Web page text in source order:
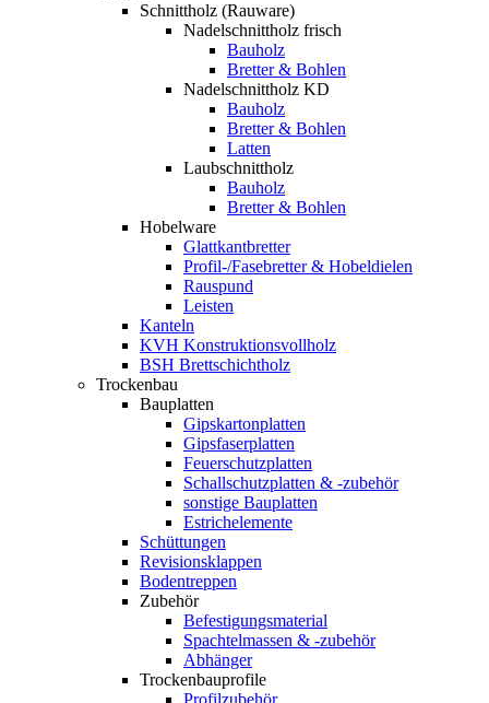
Schnittholz (Rauware)
Nadelschnittholz frisch
Bauholz
Bretter & Bohlen
Nadelschnittholz KD
Bauholz
Bretter & Bohlen
Latten
Laubschnittholz
Bauholz
Bretter & Bohlen
Hobelware
Glattkantbretter
Profil-/Fasebretter & Hobeldielen
Rauspund
Leisten
Kanteln
KVH Konstruktionsvollholz
BSH Brettschichtholz
Trockenbau
Bauplatten
Gipskartonplatten
Gipsfaserplatten
Feuerschutzplatten
Schallschutzplatten & -zubehör
sonstige Bauplatten
Estrichelemente
Schüttungen
Revisionsklappen
Bodentreppen
Zubehör
Befestigungsmaterial
Spachtelmassen & -zubehör
Abhänger
Trockenbauprofile